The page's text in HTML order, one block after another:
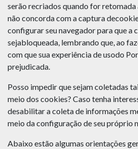
serão recriados quando for retomada
não concorda com a captura
configurar seu navegador para que a
sejabloqueada, lembrando que, ao
com que sua experiência de usodo
prejudicada.
Posso impedir que sejam coletadas
meio dos cookies? Caso tenha
desabilitar a coleta de informações
meio da configuração de seu próprio
Abaixo estão algumas orientações